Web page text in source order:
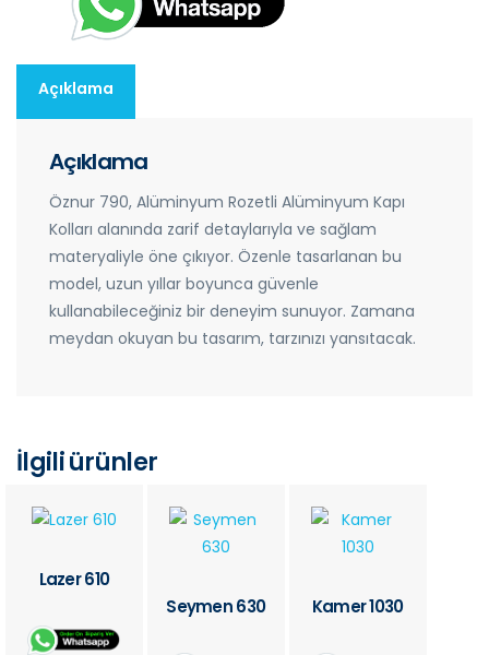
Açıklama
Açıklama
Öznur 790, Alüminyum Rozetli Alüminyum Kapı
Kolları alanında zarif detaylarıyla ve sağlam
materyaliyle öne çıkıyor. Özenle tasarlanan bu
model, uzun yıllar boyunca güvenle
kullanabileceğiniz bir deneyim sunuyor. Zamana
meydan okuyan bu tasarım, tarzınızı yansıtacak.
İlgili ürünler
Lazer 610
Seymen 630
Kamer 1030